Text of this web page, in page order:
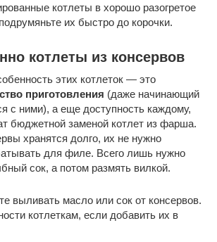
котлеты в хорошо разогретое
их быстро до корочки.
котлеты из консервов
этих котлеток — это
приготовления (даже начинающий
с ними), а еще доступность каждому,
бюджетной заменой котлет из фарша.
хранятся долго, их не нужно
для филе. Всего лишь нужно
сок, а потом размять вилкой.
выливать масло или сок от консервов.
котлеткам, если добавить их в